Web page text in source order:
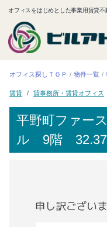
オフィスをはじめとした事業用賃貸
オフィス探しＴＯＰ 物件一覧
賃貸 貸事務所・賃貸オフィス
平野町ファー
ル 9階